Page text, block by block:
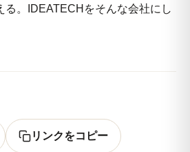
る。IDEATECHをそんな会社にし
リンクをコピー